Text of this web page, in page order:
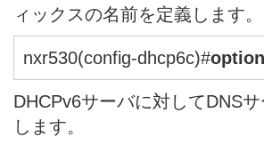
ィックスの名前を定義します。
nxr530(config-dhcp6c)#
DHCPv6サーバに対してDNS
します。